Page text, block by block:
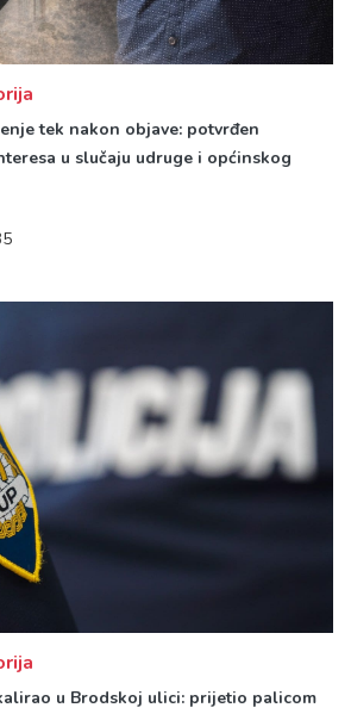
tek nakon objave: potvrđen
u slučaju udruge i općinskog
u Brodskoj ulici: prijetio palicom